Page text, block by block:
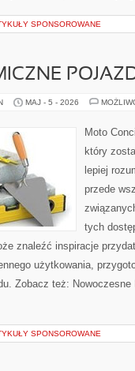
SPONSOROWANE
MAJ - 5 - 2026
Moto
który
lepiej
przede
tych
znaleźć inspiracje
użytkowania,
Zobacz też:
SPONSOROWANE